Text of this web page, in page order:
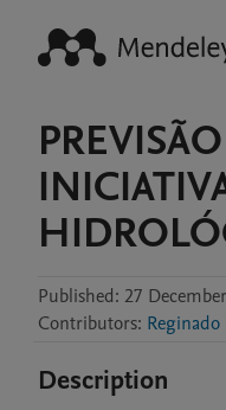
Published: 27
Contributors: Reginado
Description